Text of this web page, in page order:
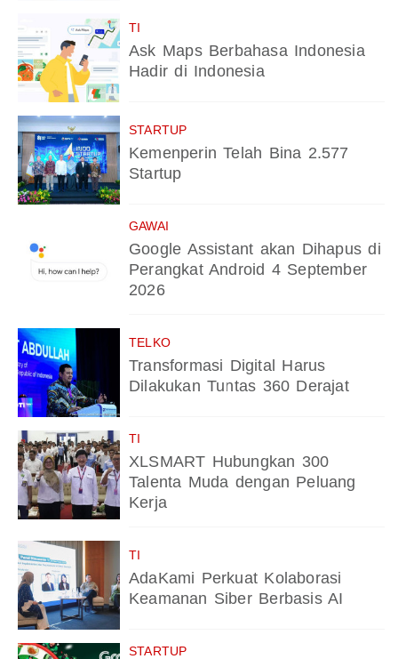
TI
Ask Maps Berbahasa Indonesia
Hadir di Indonesia
STARTUP
Kemenperin Telah Bina 2.577
Startup
GAWAI
Google Assistant akan Dihapus di
Perangkat Android 4 September
2026
TELKO
Transformasi Digital Harus
Dilakukan Tuntas 360 Derajat
TI
XLSMART Hubungkan 300
Talenta Muda dengan Peluang
Kerja
TI
AdaKami Perkuat Kolaborasi
Keamanan Siber Berbasis AI
STARTUP